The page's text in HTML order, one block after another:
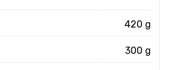
420 g
300 g